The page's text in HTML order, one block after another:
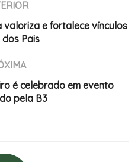
e fortalece vínculos
Pais
é celebrado em evento
pela B3